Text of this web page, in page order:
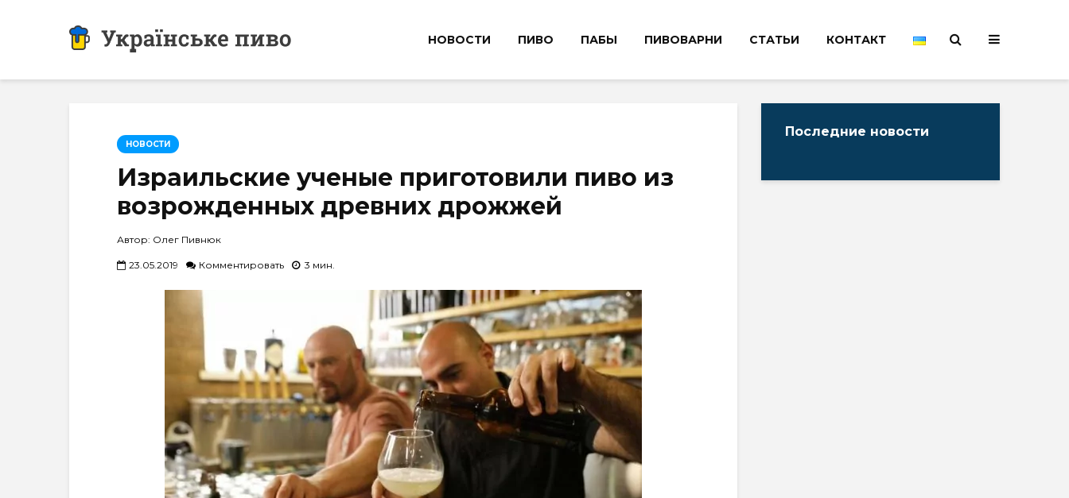
НОВОСТИ ПИВО ПАБЫ ПИВОВАРНИ СТАТЬИ КОНТАКТ
НОВОСТИ
Израильские ученые приготовили пиво из
возрожденных древних дрожжей
Автор: Олег Пивнюк
23.05.2019 Комментировать 3 мин.
Последние новости